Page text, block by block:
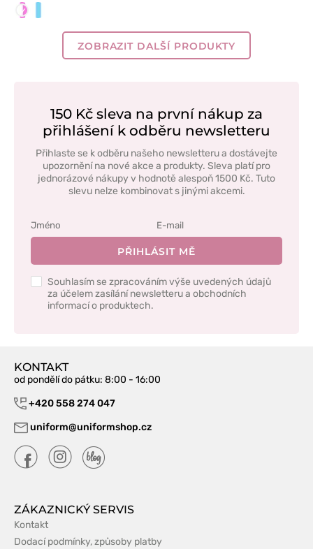
Bílá/Růžová
ZOBRAZIT DALŠÍ PRODUKTY
150 Kč sleva na první nákup za
přihlášení k odběru newsletteru
Přihlaste se k odběru našeho newsletteru a dostávejte
upozornění na nové akce a produkty. Sleva platí pro
jednorázové nákupy v hodnotě alespoň 1500 Kč. Tuto
slevu nelze kombinovat s jinými akcemi.
PŘIHLÁSIT MĚ
Souhlasím se zpracováním výše uvedených údajů
za účelem zasílání newsletteru a obchodních
informací o produktech.
KONTAKT
od pondělí do pátku: 8:00 - 16:00
+420 558 274 047
uniform@uniformshop.cz
ZÁKAZNICKÝ SERVIS
Kontakt
Dodací podmínky, způsoby platby